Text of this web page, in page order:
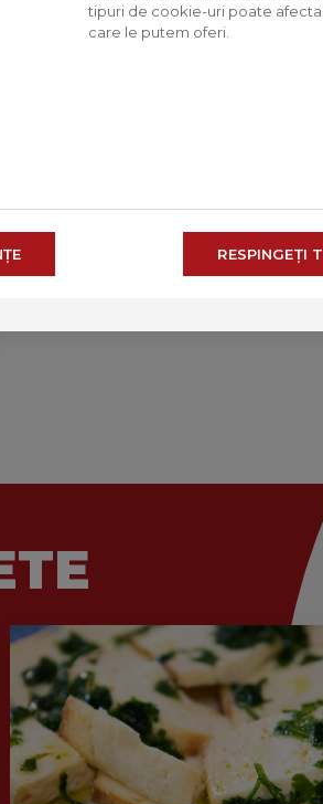
tipuri de cookie-uri poate afecta
care le putem oferi.
RESPINGEȚI